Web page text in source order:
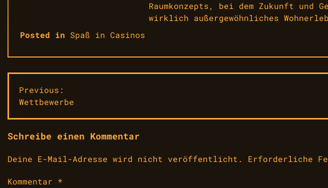
Raumkonzepts, bei dem Zukunft und
wirklich außergewöhnliches
Posted in Spaß in Casinos
Beitragsnavigation
Previous:
Wettbewerbe
Schreibe einen Kommentar
Deine E-Mail-Adresse wird nicht veröffentlicht. Erforderliche
Kommentar *